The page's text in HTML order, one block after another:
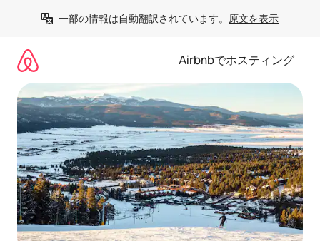
一部の情報は自動翻訳されています。 原文を表示
Airbnbでホスティング